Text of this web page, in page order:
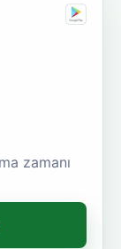
zamanı